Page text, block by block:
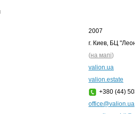
2007
г. Киев, БЦ
(на мапі)
valion.ua
valion.estate
+380 (44)
office@valion.ua